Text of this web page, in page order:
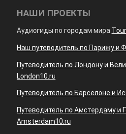
НАШИ ПРОЕКТЫ
Аудиогиды по городам мира
Наш путеводитель по Парижу и
Путеводитель по Лондону и
London10.ru
Путеводитель по Барселоне и
Путеводитель по Амстердаму и
Amsterdam10.ru